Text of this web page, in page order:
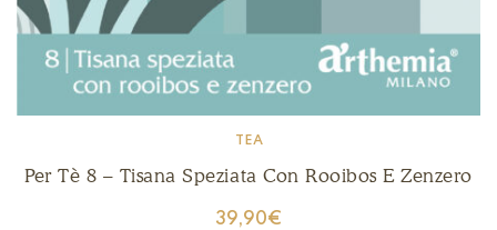
TEA
Per Tè 8 – Tisana Speziata Con Rooibos E Zenzero
39,90€